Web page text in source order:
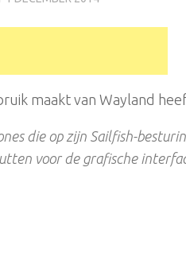
maakt van Wayland
die op zijn Sailfish-
voor de grafische